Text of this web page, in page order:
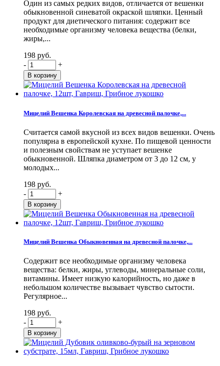
Один из самых редких видов, отличается от вешенки
обыкновенной синеватой окраской шляпки. Ценный
продукт для диетического питания: содержит все
необходимые организму человека вещества (белки,
жиры,...
198 руб.
-
+
Мицелий Вешенка Королевская на древесной палочке,...
Считается самой вкусной из всех видов вешенки. Очень
популярна в европейской кухне. По пищевой ценности
и полезным свойствам не уступает вешенке
обыкновенной. Шляпка диаметром от 3 до 12 см, у
молодых...
198 руб.
-
+
Мицелий Вешенка Обыкновенная на древесной палочке,...
Содержит все необходимые организму человека
вещества: белки, жиры, углеводы, минеральные соли,
витамины. Имеет низкую калорийность, но даже в
небольшом количестве вызывает чувство сытости.
Регулярное...
198 руб.
-
+